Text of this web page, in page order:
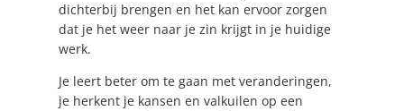
dichterbij brengen en het kan ervoor zorgen
dat je het weer naar je zin krijgt in je huidige
werk.
Je leert beter om te gaan met veranderingen,
je herkent je kansen en valkuilen op een